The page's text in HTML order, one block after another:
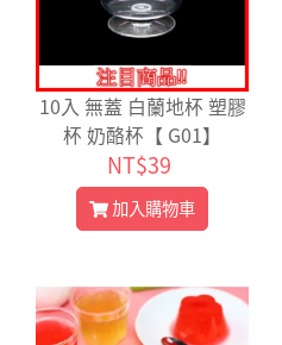
10入 無蓋 白蘭地杯 塑膠
杯 奶酪杯【 G01】
NT$39
加入購物車